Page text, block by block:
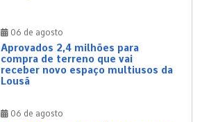
06 de agosto
Aprovados 2,4 milhões para
compra de terreno que vai
receber novo espaço multiusos da
Lousã
06 de agosto